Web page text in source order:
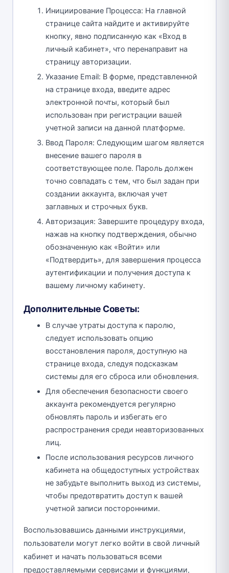
Инициирование Процесса: На главной
странице сайта найдите и активируйте
кнопку, явно подписанную как «Вход в
личный кабинет», что перенаправит на
страницу авторизации.
Указание Email: В форме, представленной
на странице входа, введите адрес
электронной почты, который был
использован при регистрации вашей
учетной записи на данной платформе.
Ввод Пароля: Следующим шагом является
внесение вашего пароля в
соответствующее поле. Пароль должен
точно совпадать с тем, что был задан при
создании аккаунта, включая учет
заглавных и строчных букв.
Авторизация: Завершите процедуру входа,
нажав на кнопку подтверждения, обычно
обозначенную как «Войти» или
«Подтвердить», для завершения процесса
аутентификации и получения доступа к
вашему личному кабинету.
Дополнительные Советы:
В случае утраты доступа к паролю,
следует использовать опцию
восстановления пароля, доступную на
странице входа, следуя подсказкам
системы для его сброса или обновления.
Для обеспечения безопасности своего
аккаунта рекомендуется регулярно
обновлять пароль и избегать его
распространения среди неавторизованных
лиц.
После использования ресурсов личного
кабинета на общедоступных устройствах
не забудьте выполнить выход из системы,
чтобы предотвратить доступ к вашей
учетной записи посторонними.
Воспользовавшись данными инструкциями,
пользователи могут легко войти в свой личный
кабинет и начать пользоваться всеми
предоставляемыми сервисами и функциями,